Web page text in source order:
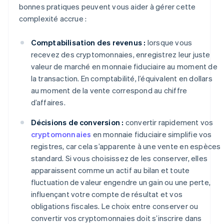
bonnes pratiques peuvent vous aider à gérer cette
complexité accrue :
Comptabilisation des revenus : lorsque vous
recevez des cryptomonnaies, enregistrez leur juste
valeur de marché en monnaie fiduciaire au moment de
la transaction. En comptabilité, l’équivalent en dollars
au moment de la vente correspond au chiffre
d’affaires.
Décisions de conversion : convertir rapidement vos
cryptomonnaies en monnaie fiduciaire simplifie vos
registres, car cela s’apparente à une vente en espèces
standard. Si vous choisissez de les conserver, elles
apparaissent comme un actif au bilan et toute
fluctuation de valeur engendre un gain ou une perte,
influençant votre compte de résultat et vos
obligations fiscales. Le choix entre conserver ou
convertir vos cryptomonnaies doit s’inscrire dans